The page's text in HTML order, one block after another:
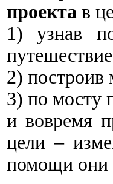
проекта в
1) узнав
2) построив
3) по мосту
и вовремя
цели –
помощи они